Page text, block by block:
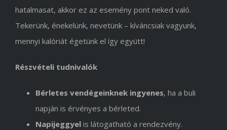
hatalmasat, akkor ez az esemény pont neked való.
Tekerünk, énekelünk, nevetünk – kíváncsiak vagyunk,
mennyi kalóriát égetünk el így együtt!
Részvételi tudnivalók
Bérletes vendégeinknek ingyenes, ha a buli
napján is érvényes a bérleted.
Napijeggyel is látogatható a rendezvény.